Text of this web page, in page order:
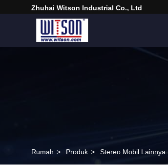
Zhuhai Witson Industrial Co., Ltd
Rumah > Produk > Stereo Mobil Lainnya